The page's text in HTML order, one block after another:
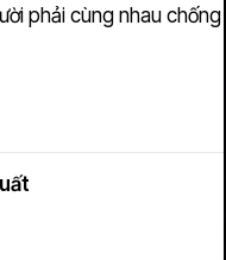
phải cùng nhau chống